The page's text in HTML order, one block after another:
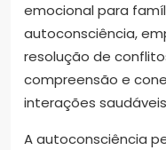
emocional para
autoconsciência,
resolução de
compreensão e
interações
A autoconsciência